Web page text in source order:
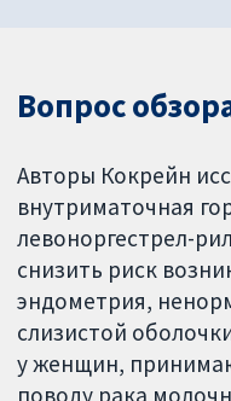
Вопрос
Авторы Кокрейн
внутриматочная
левоноргестрел-
снизить риск
эндометрия,
слизистой
у женщин,
поводу рака